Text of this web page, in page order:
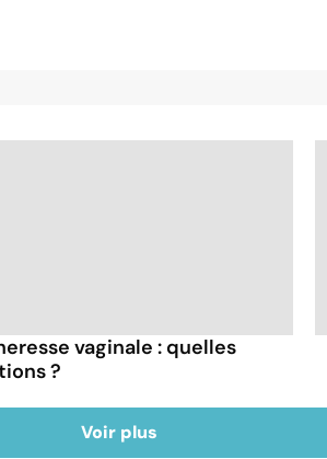
vaginale : quelles
?
Voir plus